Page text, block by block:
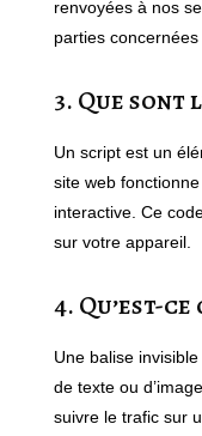
renvoyées à nos
parties concernées
3. Que sont
Un script est un
site web
interactive. Ce
sur votre appareil.
4. Qu’est-
Une balise
de texte ou
suivre le trafic sur